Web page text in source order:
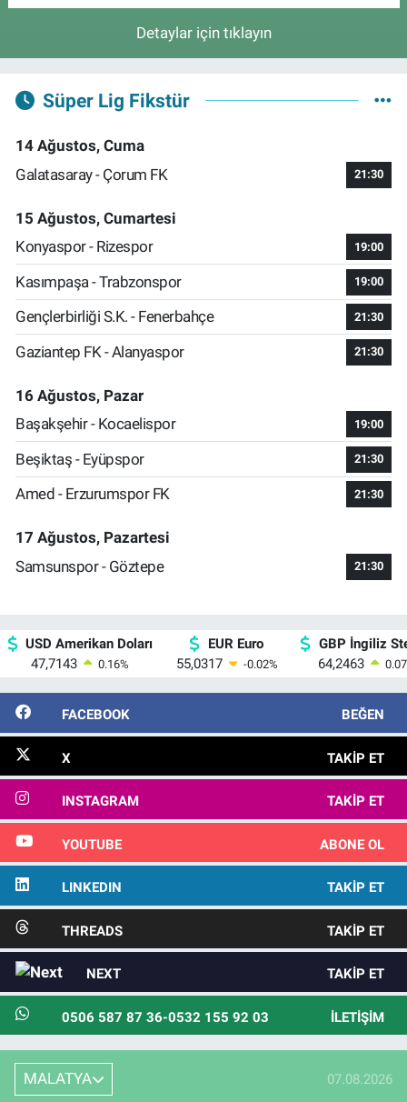
Detaylar için tıklayın
Süper Lig Fikstür
14 Ağustos, Cuma
Galatasaray - Çorum FK
21:30
15 Ağustos, Cumartesi
Konyaspor - Rizespor
19:00
Kasımpaşa - Trabzonspor 19:00
Gençlerbirliği S.K. - Fenerbahçe 21:30
Gaziantep FK - Alanyaspor 21:30
16 Ağustos, Pazar
Başakşehir - Kocaelispor
19:00
Beşiktaş - Eyüpspor 21:30
Amed - Erzurumspor FK 21:30
17 Ağustos, Pazartesi
Samsunspor - Göztepe
21:30
USD Amerikan Doları
47,7143
0.16%
EUR Euro
55,0317
-0.02%
GBP İngiliz
64,2463
0.07
FACEBOOK BEĞEN
X TAKIP ET
INSTAGRAM TAKIP ET
YOUTUBE ABONE OL
LINKEDIN TAKIP ET
THREADS TAKIP ET
NEXT TAKIP ET
0506 587 87 36-0532 155 92 03 İLETIŞIM
MALATYA 07.08.2026